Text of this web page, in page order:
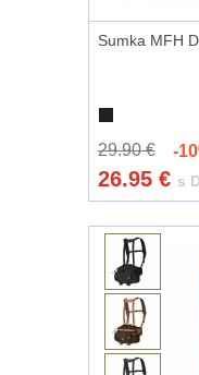
Sumka MFH
29.90 €-
26.95 € s